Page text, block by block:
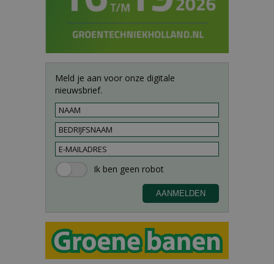
Meld je aan voor onze digitale
nieuwsbrief.